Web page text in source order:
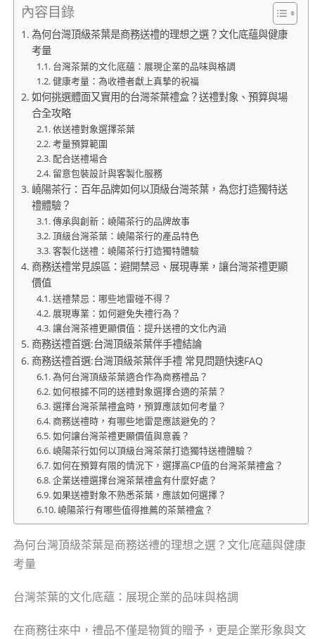
內容目錄
為何台灣頂級茶葉是商務送禮的理想之選？文化底蘊與健康
考量
台灣茶葉的文化底蘊：展現企業的品味與格調
健康考量：為收禮者獻上真摯的祝福
如何挑選體面又實用的台灣茶葉禮盒？送禮對象、預算與場
合全攻略
依送禮對象選擇茶葉
考量預算範圍
配合送禮場合
留意包裝設計與客製化服務
嶢陽茶行：百年品牌如何以頂級台灣茶葉，為您打造獨特送
禮體驗？
傳承與創新：嶢陽茶行的品牌故事
頂級台灣茶葉：嶢陽茶行的產品特色
客製化送禮：嶢陽茶行打造獨特體驗
商務送禮常見誤區：避開禁忌、展現專業，讓台灣茶禮更顯
價值
送禮禁忌：哪些地雷碰不得？
展現專業：如何避免失禮行為？
讓台灣茶禮更顯價值：提升送禮的文化內涵
商務送禮首選:台灣頂級茶葉伴手禮結論
商務送禮首選:台灣頂級茶葉伴手禮 常見問題快速FAQ
為何台灣頂級茶葉適合作為商務禮品？
如何根據不同的送禮對象選擇合適的茶葉？
選擇台灣茶葉禮盒時，預算應該如何考量？
商務送禮時，有哪些地雷是應該避免的？
如何讓台灣茶禮更顯價值與意義？
嶢陽茶行如何以頂級台灣茶葉打造獨特送禮體驗？
如何在預算有限的情況下，選擇高CP值的台灣茶葉禮盒？
企業送禮選擇台灣茶葉禮盒有什麼好處？
如果送禮對象不熟悉茶葉，應該如何選擇？
嶢陽茶行有哪些值得推薦的茶葉禮盒？
為何台灣頂級茶葉是商務送禮的理想之選？文化底蘊與健康
考量
台灣茶葉的文化底蘊：展現企業的品味與格調
在商務往來中，禮品不僅是物質的贈予，更是企業形象與文